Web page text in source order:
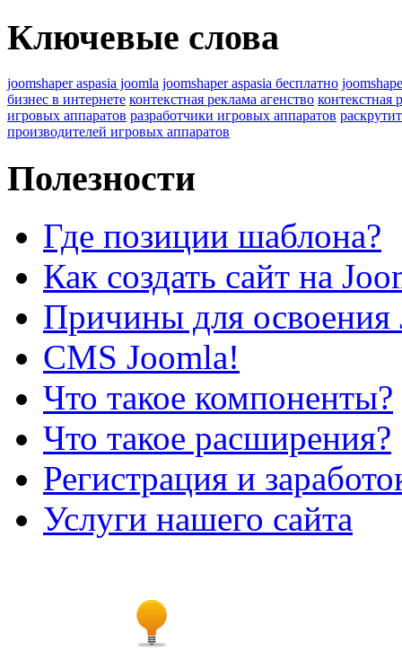
Ключевые слова
joomshaper aspasia joomla joomshaper aspasia бесплатно
бизнес в интернете контекстная реклама агенство контекстная
игровых аппаратов разработчики игровых аппаратов
производителей игровых аппаратов
Полезности
Где позиции шаблона?
Как создать сайт на
Причины для освоения
CMS Joomla!
Что такое компоненты?
Что такое расширения?
Регистрация и
Услуги нашего сайта